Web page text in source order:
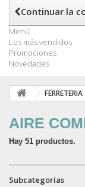
Continuar la
Menú
Los más vendidos
Promociones
Novedades
FERRETERIA
AIRE
Hay 51 productos.
Subcategorías